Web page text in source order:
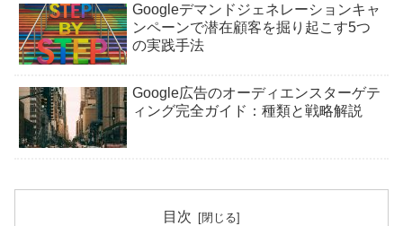
Googleデマンドジェネレーションキャ
ンペーンで潜在顧客を掘り起こす5つ
の実践手法
Google広告のオーディエンスターゲテ
ィング完全ガイド：種類と戦略解説
目次